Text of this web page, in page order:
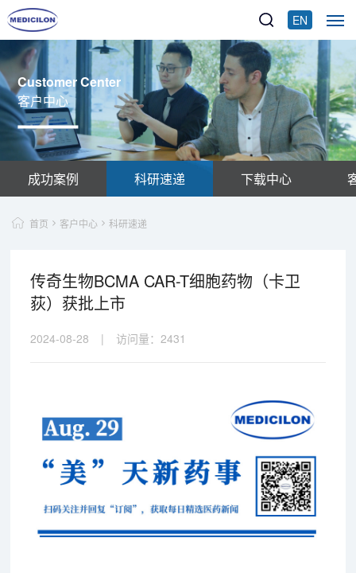
EN
Customer Center
客户中心
成功案例 科研速递 下载中心
首页 客户中心 科研速递
传奇生物BCMA CAR-T细胞药物（卡卫
荻）获批上市
2024-08-28 | 访问量： 2431